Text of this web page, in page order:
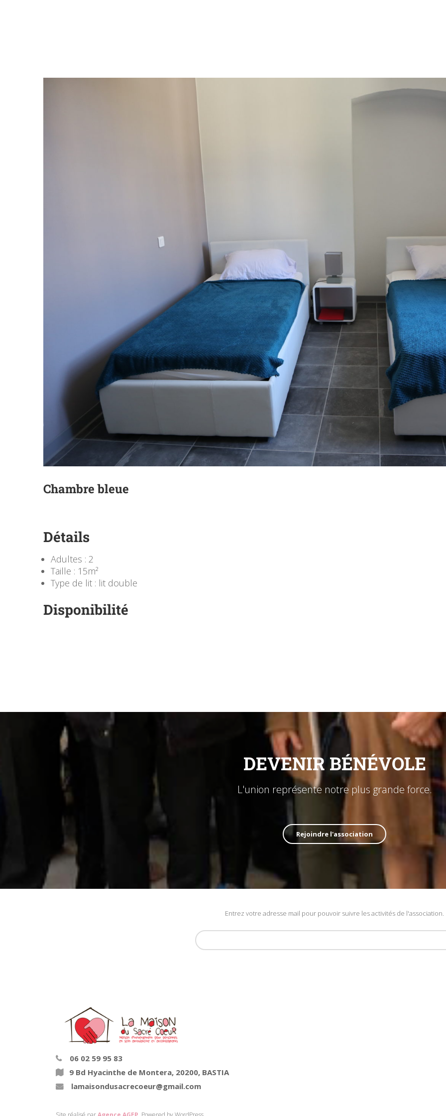
Chambre bleue
Détails
Adultes : 2
Taille : 15m²
Type de lit : lit double
Disponibilité
DEVENIR BÉNÉVOLE
L'union représente notre plus grande force.
Rejoindre l'association
Entrez votre adresse mail pour pouvoir suivre les activités de l'association.
06 02 59 95 83
9 Bd Hyacinthe de Montera, 20200, BASTIA
lamaisondusacrecoeur@gmail.com